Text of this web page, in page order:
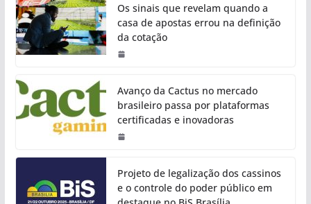
Os sinais que revelam quando a
casa de apostas errou na definição
da cotação
Avanço da Cactus no mercado
brasileiro passa por plataformas
certificadas e inovadoras
Projeto de legalização dos cassinos
e o controle do poder público em